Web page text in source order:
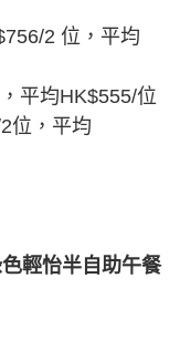
2 位，平均
平均HK$555/位
位，平均
輕怡半自助午餐